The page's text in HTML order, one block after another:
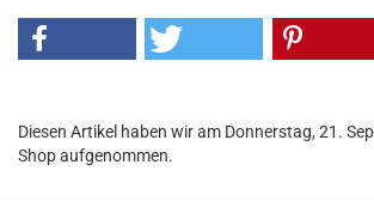
Diesen Artikel haben wir am Donnerstag, 21.
Shop aufgenommen.